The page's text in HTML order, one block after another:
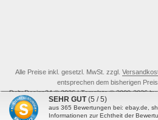
Alle Preise inkl. gesetzl. MwSt. zzgl.
entsprechen dem bisherigen
DeltaDesign24 © 2026 | Template © 2009-2026
modified eCommerce
SEHR GUT (5 / 5)
aus 365 Bewertungen bei: ebay.de,
Informationen zur Echtheit der